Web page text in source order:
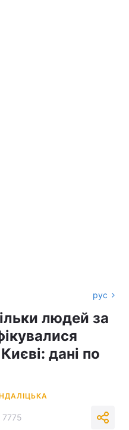
рус
людей за
дані по
7775